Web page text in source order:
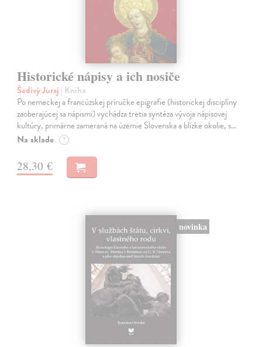
Historické nápisy a ich nosiče
Šedivý Juraj | Kniha
Po nemeckej a francúzskej príručke epigrafie (historickej disciplíny
zaoberajúcej sa nápismi) vychádza tretia syntéza vývoja nápisovej
kultúry, primárne zameraná na územie Slovenska a blízke okolie, s…
Na sklade ?
28,30 €
novinka